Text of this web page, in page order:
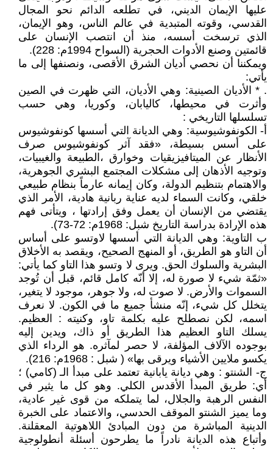
عليها الإيمان الديني، في تطلعه الدائم نحو المجال
القدسي، وقوته المتبدية في عالم الناس، وهو الإيمان،
الذي ترسخت أسسه، منذ أن انتصب الإنسان على
قائمتين وصنع الأدوات الحجرية (السواح 1994م: 228).
ويمكننا أن نحصي أديان الشرق الأقصى، ونصنفها إلى ما
يأتي:
. * الأديان الصينية: وهي الأديان، التي ظهرت في الصين
وأثرت في محيطها، كاليابان، وكوريا، وهي حسب
تسلسلها التاريخي :
أ- الكونفوشيوسية: وهي الديانة التي أسسها كونفوشيوس
على أسس بسيطة، «فقد آثر كونفوشيوس صرف
الأنظار عن الميتافيزيقيات وخوارق ،الطبيعة والغيبيات،
وتوجيه الأذهان إلى مشكلات المجتمع البشري الجوهرية،
والاهتمام بتنظيم الدولة، وكان إيمانه عارماً بنظام طبيعي
خلقي، وكانت السماء لديه عناية ربانية هادية، الأمر الذي
يقتضي من الإنسان أن يعمل وفق إرادتها ، ويتأتى فهم
هذه الإرادة بدراسة التاريخ شبل: 1968م: 72-73).
ب التاوية: وهي الديانة التي أسسها لاوتسو على أساس
أن التاو هو الطريق، أو المنهج الصحيح، ويقصد به الأخلاق
البشرية والسلوك الحق. ويرى لا وتسو هذا التاو كما يأتي:
«ثمّة شيء لا صورة له، إلا أنّه كامل قائم، قبل أن تُوجد
السموات والأرض. لا صوت له، ولا جوهر، موجود لا يتغير،
يتخلل كل شيء، إنّه منشأ جميع ما في الكون. لا نعرف
اسمه، لكن نصطلح عليه بكلمة تاو، وكنيته : العظيم.
يسلك التاو العظيم هذا الطريق أو ذاك، ويدين إليه
بوجوده الآلاف المؤلفة، لا حصر لمآثره. هو الرداء الذي
يكسو ملايين الأشياء ويرقى بها» ( شبل : 1968م: 216).
ج- الشنتو : وهي ديانة يابانية تعتمد على مبدأ الـ (كامي) ؛
أي: طريق المبدأ الأقدس الكلي. وهو كل ما يثير في
النفس الرهبة والجلال، لما يتملكه من قوى غير عادية،
وما يميز الشنتو الموقف الحدسي، والاعتماد على الخبرة
الدينية المباشرة من دون المبادئ اللاهوتية المعقلنة.
وأتباع هذه الديانة نادراً ما يطرحون أسئلة أنطولوجية